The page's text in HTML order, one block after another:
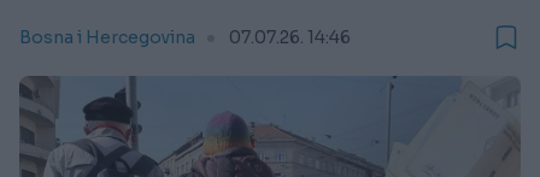
Bosna i Hercegovina 07.07.26. 14:46